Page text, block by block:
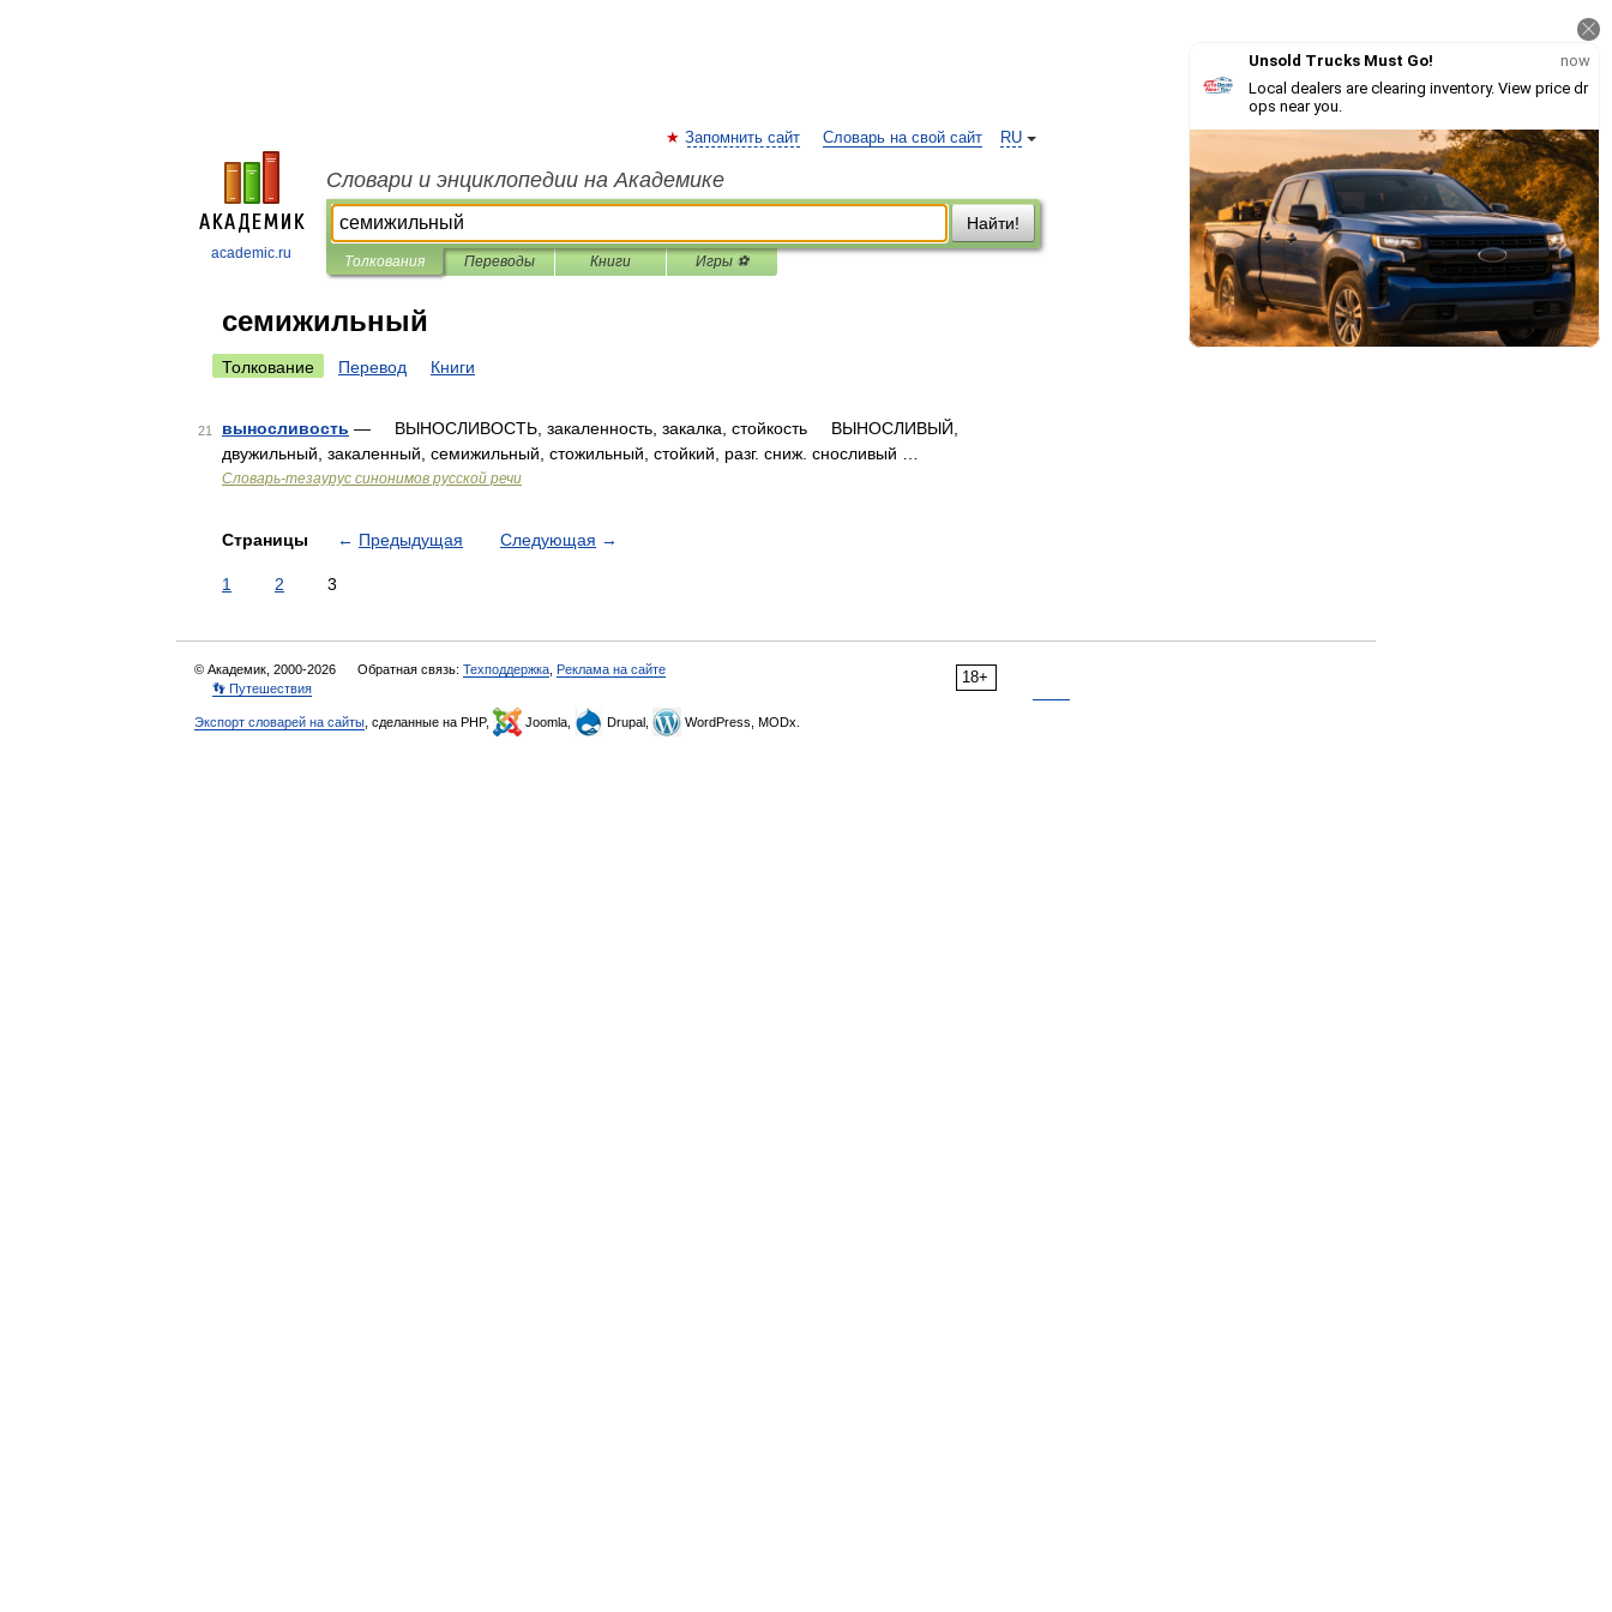
academic.ru
RU
Запомнить сайт Словарь на свой сайт
Словари и энциклопедии на Академике
Найти!
Толкования Переводы Книги Игры ⚽
семижильный
Толкование Перевод Книги
21 выносливость — ВЫНОСЛИВОСТЬ, закаленность, закалка, стойкость ВЫНОСЛИВЫЙ,
двужильный, закаленный, семижильный, стожильный, стойкий, разг. сниж. сносливый …
Словарь-тезаурус синонимов русской речи
Страницы ← Предыдущая Следующая →
1 2 3
18+
© Академик, 2000-2026 Обратная связь: Техподдержка Реклама на сайте
👣 Путешествия
Экспорт словарей на сайты , сделанные на PHP, Joomla, Drupal, WordPress, MODx.